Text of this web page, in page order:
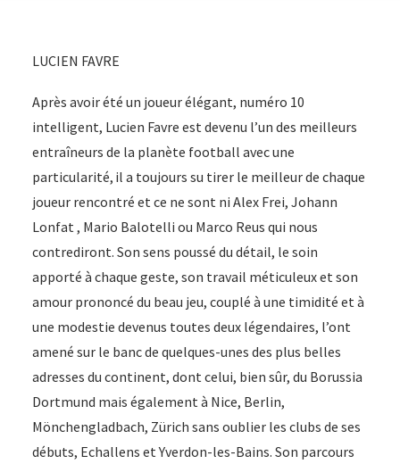
LUCIEN FAVRE
Après avoir été un joueur élégant, numéro 10
intelligent, Lucien Favre est devenu l’un des meilleurs
entraîneurs de la planète football avec une
particularité, il a toujours su tirer le meilleur de chaque
joueur rencontré et ce ne sont ni Alex Frei, Johann
Lonfat , Mario Balotelli ou Marco Reus qui nous
contrediront. Son sens poussé du détail, le soin
apporté à chaque geste, son travail méticuleux et son
amour prononcé du beau jeu, couplé à une timidité et à
une modestie devenus toutes deux légendaires, l’ont
amené sur le banc de quelques-unes des plus belles
adresses du continent, dont celui, bien sûr, du ­Borussia
Dortmund mais également à Nice, Berlin,
Mönchengladbach, Zürich sans oublier les clubs de ses
débuts, Echallens et Yverdon-les-Bains. Son parcours